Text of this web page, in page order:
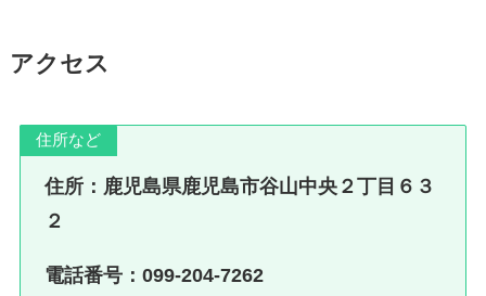
アクセス
住所など
住所：鹿児島県鹿児島市谷山中央２丁目６３
２
電話番号：099-204-7262